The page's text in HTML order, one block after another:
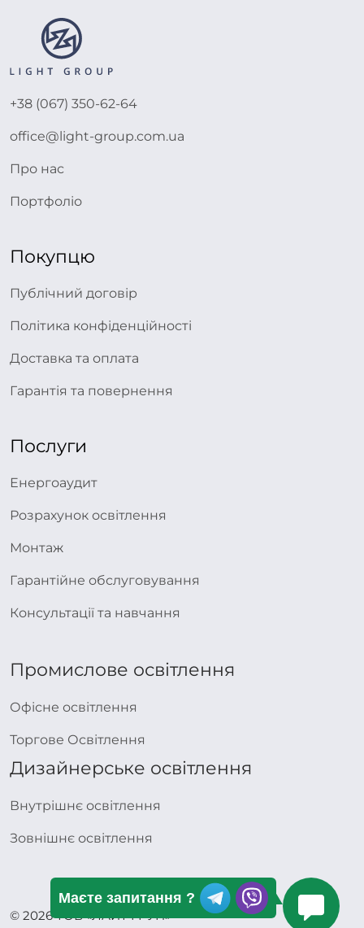
+38 (067) 350-62-64
office@light-group.com.ua
Про нас
Портфоліо
Покупцю
Публічний договір
Політика конфіденційності
Доставка та оплата
Гарантія та повернення
Послуги
Енергоаудит
Розрахунок освітлення
Монтаж
Гарантійне обслуговування
Консультації та навчання
Промислове освітлення
Офісне освітлення
Торгове Освітлення
Дизайнерське освітлення
Внутрішнє освітлення
Зовнішнє освітлення
© 2026 ТОВ «ЛАЙТ ГРУП»
Маєте запитання ?